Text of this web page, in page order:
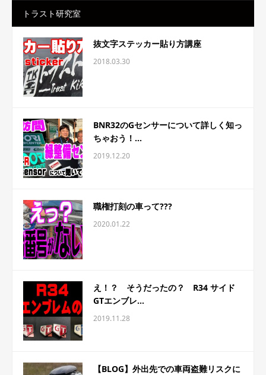
トラスト研究室
抜文字ステッカー貼り方講座
2018.03.30
BNR32のGセンサーについて詳しく知っ
ちゃおう！...
2019.12.20
職権打刻の車って???
2020.01.22
え！？ そうだったの？ R34 サイド
GTエンブレ...
2019.11.28
【BLOG】外出先での車両盗難リスクに